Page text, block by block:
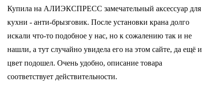
Купила на АЛИЭКСПРЕСС замечательный аксессуар для
кухни - анти-брызговик. После установки крана долго
искали что-то подобное у нас, но к сожалению так и не
нашли, а тут случайно увидела его на этом сайте, да ещё и
цвет подошел. Очень удобно, описание товара
соответствует действительности.